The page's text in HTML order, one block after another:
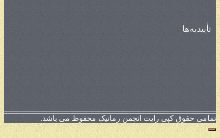
تأییدیه‌ها
تمامی حقوق کپی رایت انجمن رمانیک محفوظ می باشد.